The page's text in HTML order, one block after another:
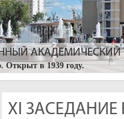
АКАДЕМИЧЕСКИЙ
Открыт в 1939 году.
XI ЗАСЕДАНИЕ